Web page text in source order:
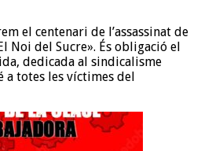
el centenari de l’assassinat de
Noi del Sucre». És obligació el
dedicada al sindicalisme
totes les víctimes del